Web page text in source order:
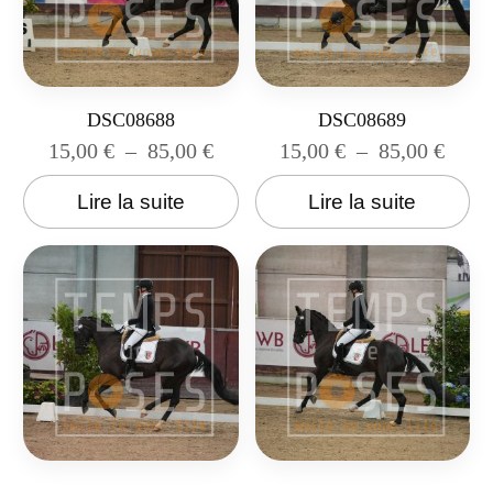
DSC08688
15,00 € – 85,00 €
Lire la suite
DSC08689
15,00€ – 85,00€
Lire la suite